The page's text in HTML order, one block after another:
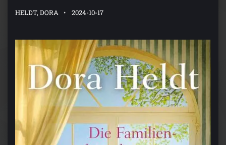
HELDT, DORA 2024-10-17